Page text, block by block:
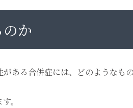
か
ある合併症には、どのようなも
。